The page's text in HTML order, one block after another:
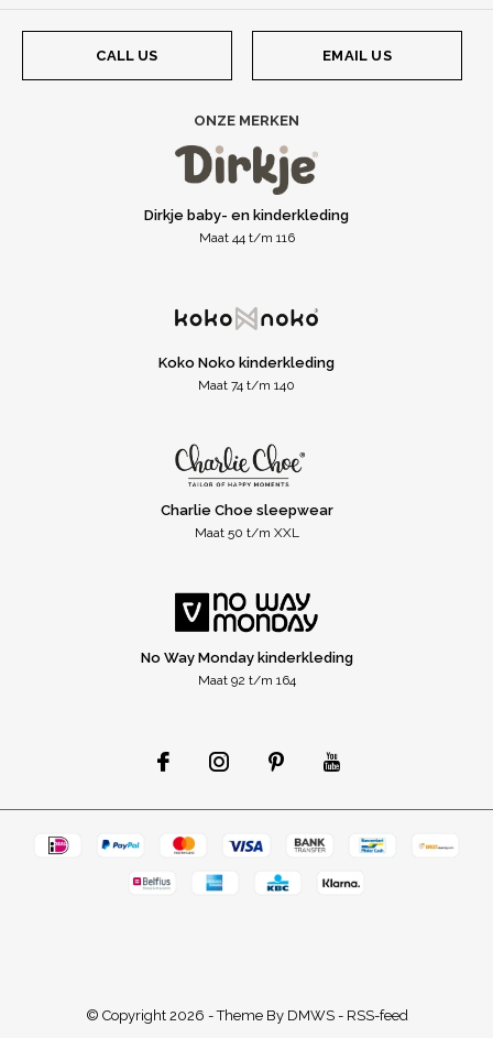
CALL US EMAIL US
ONZE MERKEN
Dirkje baby- en kinderkleding
Maat 44 t/m 116
Koko Noko kinderkleding
Maat 74 t/m 140
Charlie Choe sleepwear
Maat 50 t/m XXL
No Way Monday kinderkleding
Maat 92 t/m 164
© Copyright 2026 - Theme By DMWS- RSS-feed